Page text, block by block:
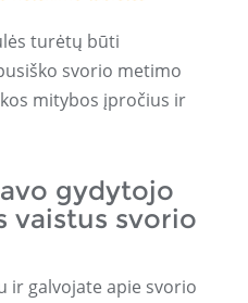
turėtų būti
svorio metimo
mitybos įpročius ir
gydytojo
vaistus svorio
ir galvojate apie svorio